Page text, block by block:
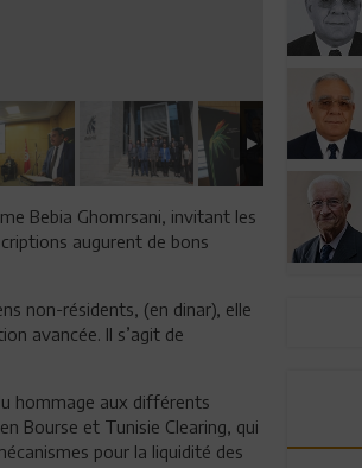
Bebia Ghomrsani, invitant les
augurent de bons
non-résidents, (en dinar), elle
avancée. Il s’agit de
hommage aux différents
Bourse et Tunisie Clearing, qui
pour la liquidité des